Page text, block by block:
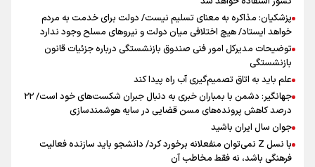
سه حسرتی که به دلم ماند
اینفو برنا / جدول کامل فاصله مرز شلمچه تا شهرهای زیارتی
عراق
پزشکیان: مذاکره به معنای تسلیم نیست/ دولت برای خدمت به مردم
خواهد ایستاد/ هیچ اختلافی میان دولت و نیروهای مسلح وجود ندارد
توضیحات مدیرکل امور فنی صندوق بازنشستگی درباره جزئیات قانون
بازنشستگی
علم باید به اتاق تصمیم‌گیری آب راه پیدا کند
جهانگیر: دشمن با بمباران خبری به دنبال جبران شکست‌های خود است/ ۲۲
درصد کاهش پرونده‌های مسن قضایی در سایه هوشمندسازی
جوان سال ایران باشید
با نسل Z نمی‌توان منفعلانه برخورد کرد/ دانشجو باید سازنده فعالیت
فرهنگی باشد، نه فقط مخاطب آن